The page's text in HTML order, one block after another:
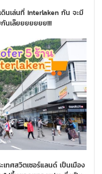
นเล่นที่ Interlaken กัน จะมี
กันเล๊ยยยยยยย!!!
เทศสวิตเซอร์แลนด์ เป็นเมือง